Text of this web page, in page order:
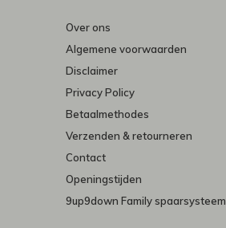
Over ons
Algemene voorwaarden
Disclaimer
Privacy Policy
Betaalmethodes
Verzenden & retourneren
Contact
Openingstijden
9up9down Family spaarsysteem